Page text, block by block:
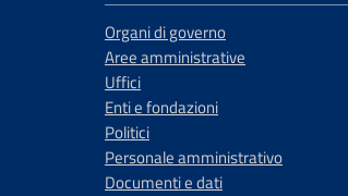
Organi di governo
Aree amministrative
Uffici
Enti e fondazioni
Politici
Personale amministrativo
Documenti e dati